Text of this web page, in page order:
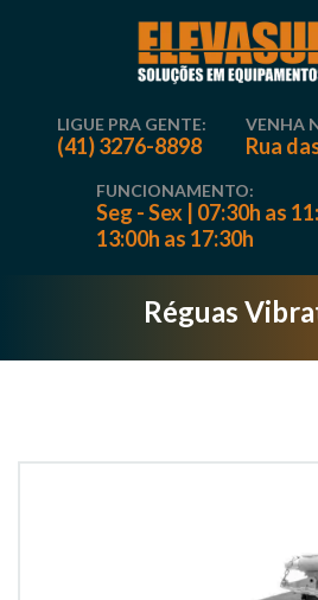
LIGUE PRA GENTE:
(41) 3276-8898
VENHA
Rua
FUNCIONAMENTO:
Seg - Sex | 07:30h as
13:00h as 17:30h
Réguas